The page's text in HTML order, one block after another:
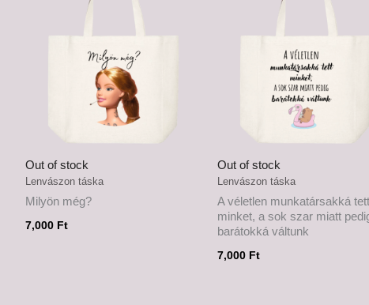
Out of stock
Lenvászon táska
Milyön még?
7,000 Ft
Out of stock
Lenvászon táska
A véletlen munkatársakká
minket, a sok szar miatt
barátokká váltunk
7,000 Ft